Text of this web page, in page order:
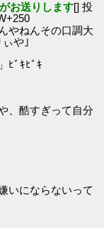
お送りします[] 投
やねんその口調大
や｣
ｷﾋﾞｷ
、酷すぎって自分
いにならないって